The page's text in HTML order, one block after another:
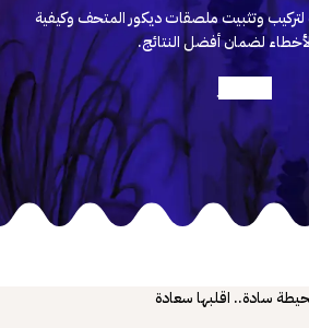
وتثبيت ملصقات ديكور المتحف وكيفية
لضمان أفضل النتائج.
سادة.. اقلبها سعادة